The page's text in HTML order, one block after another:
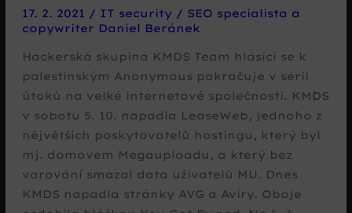
17. 2. 2021 / IT security / SEO specialista a
copywriter Daniel Beránek
Hackerská skupina KMDS Team hlásící se k
palestinským Anonymous pokračuje v sérii
útoků na velké internetové společnosti. KMDS
v sobotu 5. 10. napadla LeaseWeb, jednoho z
nějvětších poskytovatelů hostingu, který byl
mj. domovem Megauploadu, a který bez
varování smazal data uživatelů MU. Dnes
KMDS napadla stránky AVG a Aviry. Oboje